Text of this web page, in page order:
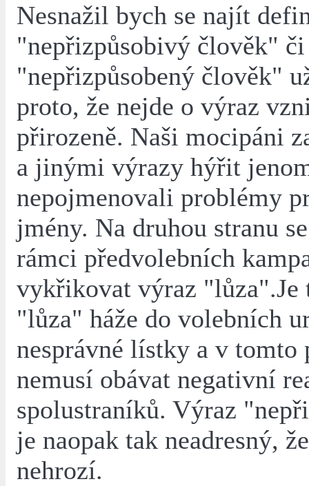
Nesnažil bych se najít
"nepřizpůsobivý člověk" či
"nepřizpůsobený člověk"
proto, že nejde o výraz
přirozeně. Naši mocipáni
a jinými výrazy hýřit
nepojmenovali problémy
jmény. Na druhou stranu
rámci předvolebních
vykřikovat výraz "lůza".Je
"lůza" háže do volebních
nesprávné lístky a v tomto
nemusí obávat negativní
spolustraníků. Výraz
je naopak tak neadresný,
nehrozí.